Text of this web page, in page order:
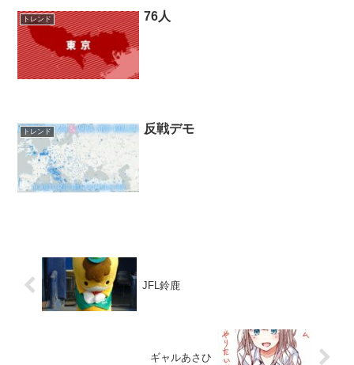
トレンド 76人
トレンド 反戦デモ
JFL鈴鹿
ギャルあさひ